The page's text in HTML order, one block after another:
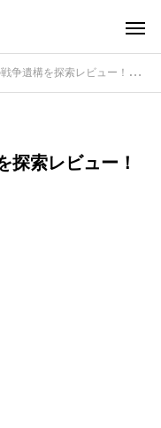
索レビュー！駐車場の場所と歴史の重み
探索レビュー！